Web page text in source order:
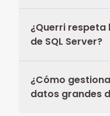
¿Querri respeta
de SQL Server?
¿Cómo
datos grandes